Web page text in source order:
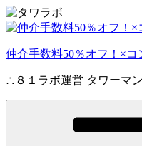
コ
ン
ン
へ
ス
仲介手数料50％オフ！×コ
∴８１ラボ運営 タワーマ